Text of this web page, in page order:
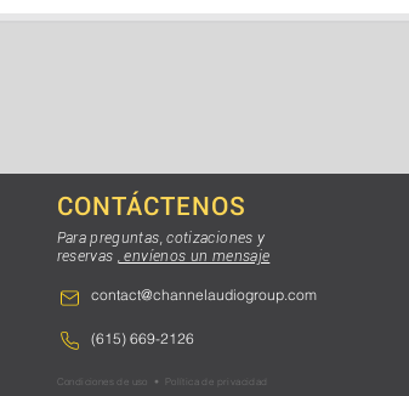
CONTÁCTENOS
Para preguntas, cotizaciones y
reservas
, envíenos un mensaje
contact@channelaudiogroup.com
(615) 669-2126
Condiciones de uso • Política de privacidad